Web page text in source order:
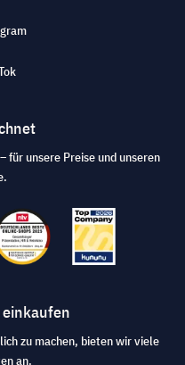
für unsere Preise und unseren
zu machen, bieten wir viele
an.